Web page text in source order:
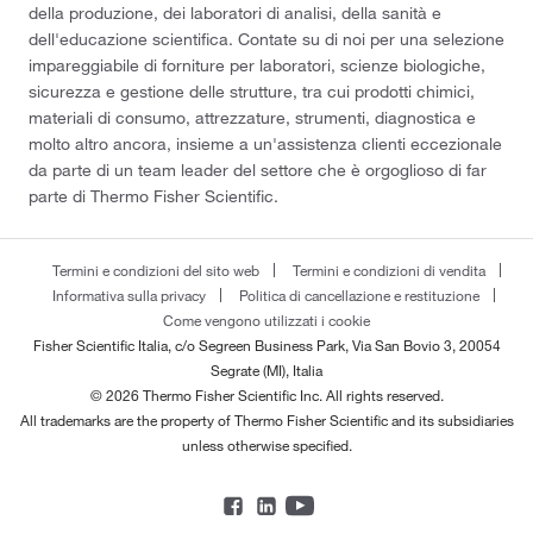
della produzione, dei laboratori di analisi, della sanità e
dell'educazione scientifica. Contate su di noi per una selezione
impareggiabile di forniture per laboratori, scienze biologiche,
sicurezza e gestione delle strutture, tra cui prodotti chimici,
materiali di consumo, attrezzature, strumenti, diagnostica e
molto altro ancora, insieme a un'assistenza clienti eccezionale
da parte di un team leader del settore che è orgoglioso di far
parte di Thermo Fisher Scientific.
Termini e condizioni del sito web
Termini e condizioni di vendita
Informativa sulla privacy
Politica di cancellazione e restituzione
Come vengono utilizzati i cookie
Fisher Scientific Italia, c/o Segreen Business Park, Via San Bovio 3, 20054
Segrate (MI), Italia
© 2026 Thermo Fisher Scientific Inc. All rights reserved.
All trademarks are the property of Thermo Fisher Scientific and its subsidiaries
unless otherwise specified.